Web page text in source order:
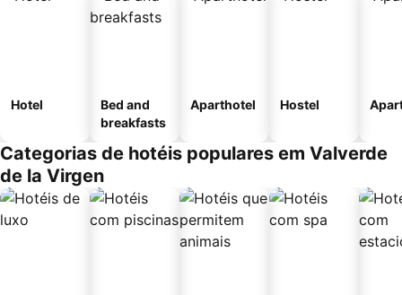
Hotel
Bed and
breakfasts
Aparthotel Hostel
Categorias de hotéis populares em Valverde
de la Virgen